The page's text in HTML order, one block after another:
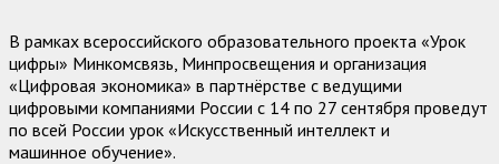
В рамках всероссийского образовательного проекта «Урок
цифры» Минкомсвязь, Минпросвещения и организация
«Цифровая экономика» в партнёрстве с ведущими
цифровыми компаниями России с 14 по 27 сентября проведут
по всей России урок «Искусственный интеллект и
машинное обучение».